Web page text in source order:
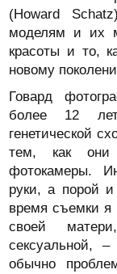
(Howard
моделям и их
красоты и то,
новому
Говард
более 12
генетической
тем, как они
фотокамеры.
руки, а порой и
время съемки я
своей
сексуальной,
обычно